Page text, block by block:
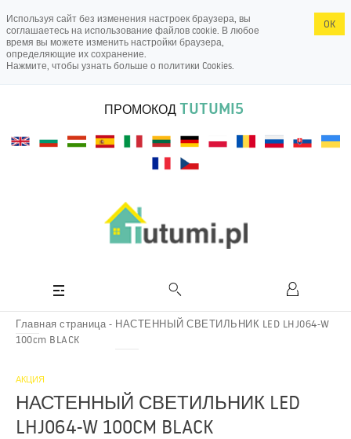
Используя сайт без изменения настроек браузера, вы
соглашаетесь на использование файлов cookie. В любое
время вы можете изменить настройки браузера,
определяющие их сохранение.
Нажмите, чтобы узнать больше о политики Cookies.
OK
ПРОМОКОД TUTUMI5
Главная страница
НАСТЕННЫЙ СВЕТИЛЬНИК LED LHJ064-W
100cm BLACK
АКЦИЯ
НАСТЕННЫЙ СВЕТИЛЬНИК LED
LHJ064-W 100CM BLACK